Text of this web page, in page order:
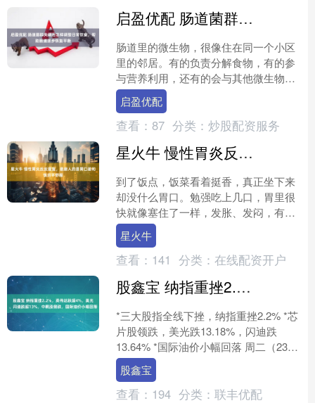
启盈优配 肠道菌群失调后怎样调整日常饮食，帮助肠道逐步恢复平衡
肠道里的微生物，很像住在同一个小区
里的邻居。有的负责分解食物，有的参
与营养利用，还有的会与其他微生物相
互制约。大家各守位置时，肠道运行通
常比较安稳；一旦这种平衡....
启盈优配
查看： 87 分类： 炒股配资服务
星火牛 慢性胃炎反反复复，最磨人的是胃口差和饭后不舒服
到了饭点，饭菜看着挺香，真正坐下来
却没什么胃口。勉强吃上几口，胃里很
快就像塞住了一样，发胀、发闷，有时
还往上顶，忍不住打嗝。休息一会儿似
乎能缓过来，过几天又重来....
星火牛
查看： 141 分类： 在线配资开户
股鑫宝 纳指重挫2.2%，英伟达跌超4%，美光、闪迪跌超13%，中概股普跌，国际油价小幅回落
*三大股指全线下挫，纳指重挫2.2% *芯
片股领跌，美光跌13.18%，闪迪跌
13.64% *国际油价小幅回落 周二（23
日）美股三大股指全线下挫。科技股抛
售潮....
股鑫宝
查看： 194 分类： 联丰优配